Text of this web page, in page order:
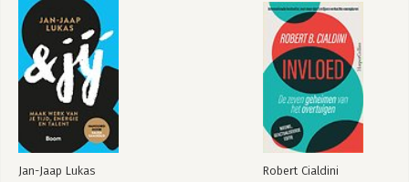
Jan-Jaap Lukas Robert Cialdini